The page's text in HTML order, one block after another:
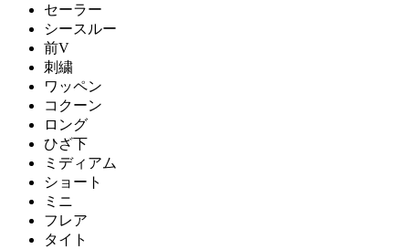
セーラー
シースルー
前V
刺繍
ワッペン
コクーン
ロング
ひざ下
ミディアム
ショート
ミニ
フレア
タイト